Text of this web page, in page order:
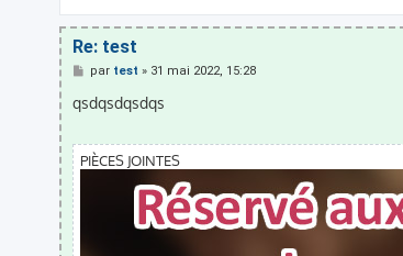
Re: test
M
s
s
g
e
par test » 31 mai 2022, 15:28
qsdqsdqsdqs
PIÈCES JOINTES